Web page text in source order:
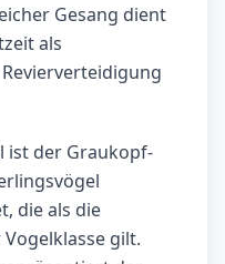
Gesang dient
als
ist der Graukopf-
die als die
gilt.